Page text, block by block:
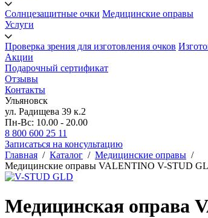
Солнцезащитные очки Медицинские оправы
Услуги
Проверка зрения для изготовления очков
Акции
Подарочный сертификат
Отзывы
Контакты
Ульяновск
ул. Радищева 39 к.2
Пн-Вс: 10.00 - 20.00
8 800 600 25 11
Записаться на консультацию
Главная / Каталог / Медицинские оправы /
Медицинские оправы VALENTINO V-STUD
Медицинская оправа